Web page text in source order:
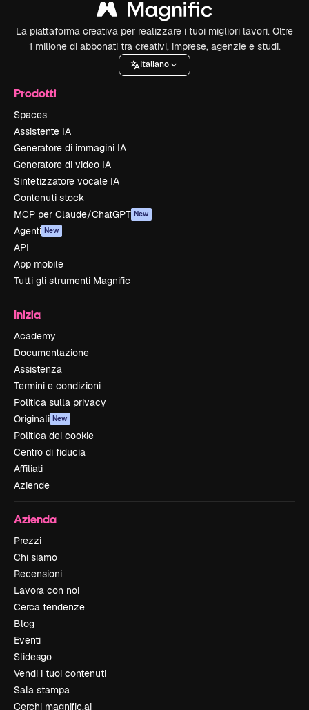
La piattaforma creativa per realizzare i tuoi migliori lavori. Oltre
1 milione di abbonati tra creativi, imprese, agenzie e studi.
Italiano
Prodotti
Spaces
Assistente IA
Generatore di immagini IA
Generatore di video IA
Sintetizzatore vocale IA
Contenuti stock
MCP per Claude/ChatGPT New
Agenti New
API
App mobile
Tutti gli strumenti Magnific
Inizia
Academy
Documentazione
Assistenza
Termini e condizioni
Politica sulla privacy
Originali New
Politica dei cookie
Centro di fiducia
Affiliati
Aziende
Azienda
Prezzi
Chi siamo
Recensioni
Lavora con noi
Cerca tendenze
Blog
Eventi
Slidesgo
Vendi i tuoi contenuti
Sala stampa
Cerchi magnific.ai